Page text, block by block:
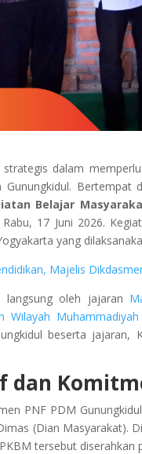
strategis dalam
Bertempat
Belajar
17 Juni 2026.
yang
Majelis
langsung oleh jajaran
Wilayah
beserta
dan
PNF PDM
(Dian Masyarakat).
tersebut diserahkan